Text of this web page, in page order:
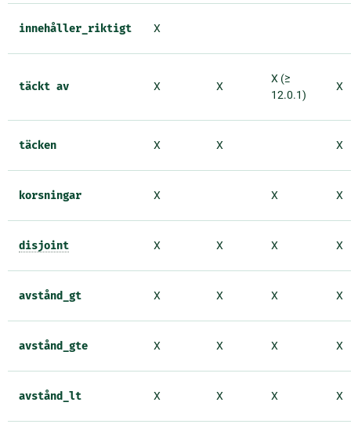
innehåller_riktigt X
täckt av X X
X (≥
12.0.1)
X
täcken X X X
korsningar X X X
disjoint X X X X
avstånd_gt X X X X
avstånd_gte X X X X
avstånd_lt X X X X